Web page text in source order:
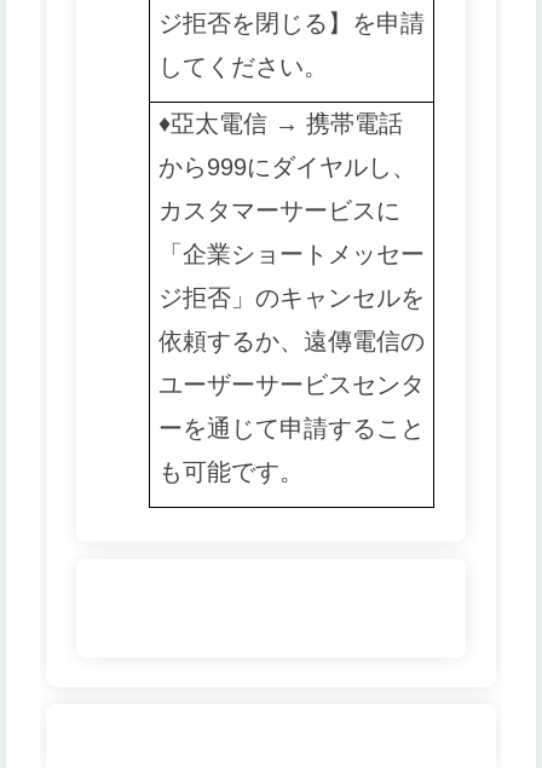
ジ拒否を閉じる】を申請
してください。
♦️️亞太電信 → 携帯電話
から999にダイヤルし、
カスタマーサービスに
「企業ショートメッセー
ジ拒否」のキャンセルを
依頼するか、遠傳電信の
ユーザーサービスセンタ
ーを通じて申請すること
も可能です。